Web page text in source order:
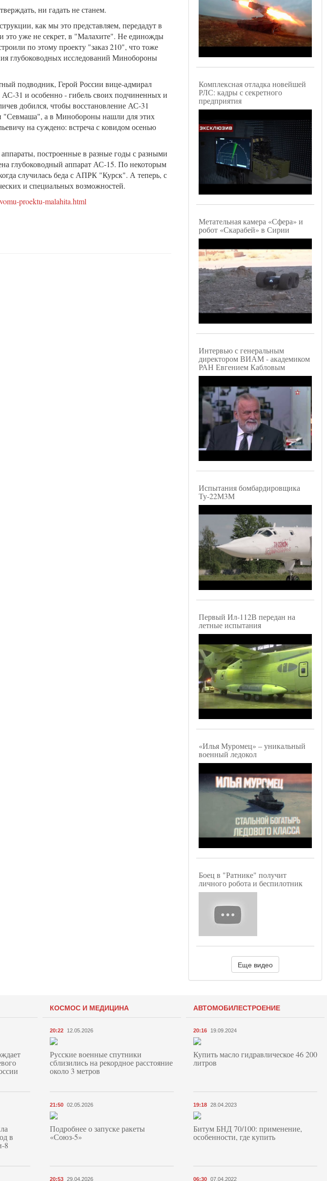
ни гадать не станем.
как мы это представляем, передадут в
это уже не секрет, в "Малахите". Не единожды
по этому проекту "заказ 210", что тоже
глубоководных исследований Минобороны
подводник, Герой России вице-адмирал
31 и особенно - гибель своих подчиненных и
добился, чтобы восстановление АС-31
"Севмаша", а в Минобороны нашли для этих
на суждено: встреча с ковидом осенью
построенные в разные годы с разными
глубоководный аппарат АС-15. По некоторым
случилась беда с АПРК "Курск". А теперь, с
и специальных возможностей.
proektu-malahita.html
Комплексная отладка новейшей
РЛС: кадры с секретного
предприятия
Метательная камера «Сфера» и
робот «Скарабей» в Сирии
Интервью с генеральным
директором ВИАМ - академиком
РАН Евгением Кабловым
Испытания бомбардировщика
Ту-22М3М
Первый Ил-112В передан на
летные испытания
«Илья Муромец» – уникальный
военный ледокол
Боец в "Ратнике" получит
личного робота и беспилотник
Еще видео
в
8
КОСМОС И МЕДИЦИНА
20:22 12.05.2026
Русские военные спутники
сблизились на рекордное расстояние
около 3 метров
21:50 02.05.2026
Подробнее о запуске ракеты
«Союз‑5»
20:53 29.04.2026
АВТОМОБИЛЕСТРОЕНИЕ
20:16 19.09.2024
Купить масло гидравлическое 46 200
литров
19:18 28.04.2023
Битум БНД 70/100: применение,
особенности, где купить
06:30 07.04.2022